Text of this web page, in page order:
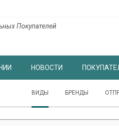
Покупателей
НОВОСТИ
ВИДЫ БРЕНДЫ